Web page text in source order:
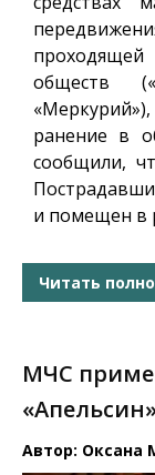
обществ
ранение в
сообщили,
и помещен в
Читать
МЧС
Автор: Оксана